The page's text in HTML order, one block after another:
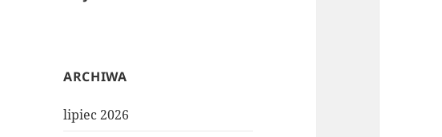
ARCHIWA
lipiec 2026